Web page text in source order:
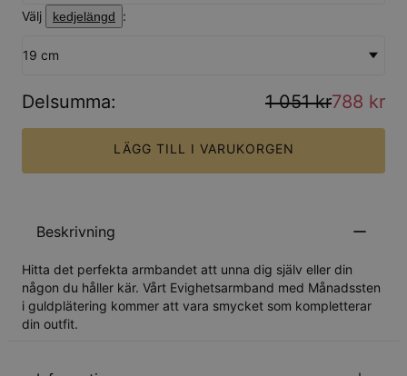
Välj kedjelängd :
19 cm
Delsumma: 1 051 kr788 kr
LÄGG TILL I VARUKORGEN
Beskrivning
Hitta det perfekta armbandet att unna dig själv eller din
någon du håller kär. Vårt Evighetsarmband med Månadssten
i guldplätering kommer att vara smycket som kompletterar
din outfit.